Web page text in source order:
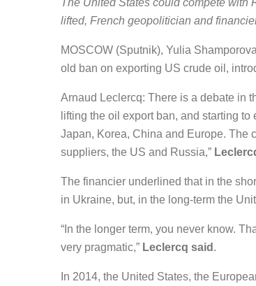
lifted, French geopolitician and
MOSCOW (Sputnik), Yulia
old ban on exporting US crude oil,
Arnaud Leclercq: There is a debate in
lifting the oil export ban, and starting
Japan, Korea, China and Europe. The
suppliers, the US and Russia,”
The financier underlined that in the
in Ukraine, but, in the long-term the
“In the longer term, you never know.
very pragmatic,” Leclercq said .
In 2014, the United States, the